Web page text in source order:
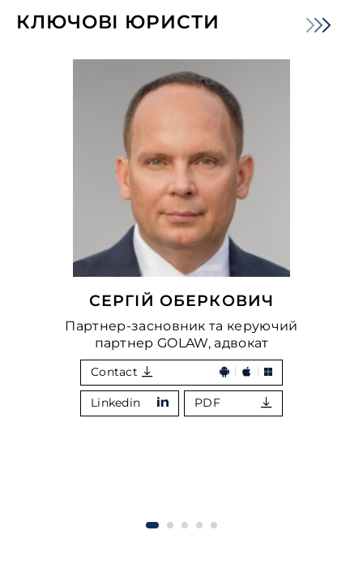
КЛЮЧОВІ ЮРИСТИ
СЕРГІЙ ОБЕРКОВИЧ
Партнер-засновник та керуючий
партнер GOLAW, адвокат
Contact
Linkedin PDF